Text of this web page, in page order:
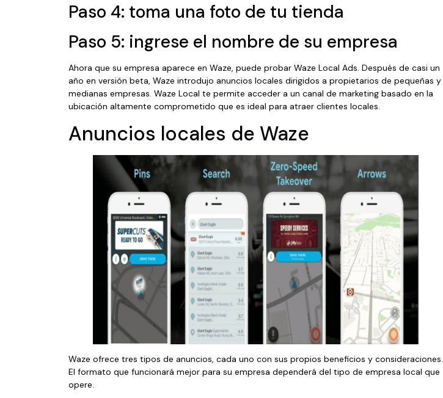
Paso 4: toma una foto de tu tienda
Paso 5: ingrese el nombre de su empresa
Ahora que su empresa aparece en Waze, puede probar Waze Local Ads. Después de casi un
año en versión beta, Waze introdujo anuncios locales dirigidos a propietarios de pequeñas y
medianas empresas. Waze Local te permite acceder a un canal de marketing basado en la
ubicación altamente comprometido que es ideal para atraer clientes locales.
Anuncios locales de Waze
Waze ofrece tres tipos de anuncios, cada uno con sus propios beneficios y consideraciones.
El formato que funcionará mejor para su empresa dependerá del tipo de empresa local que
opere.